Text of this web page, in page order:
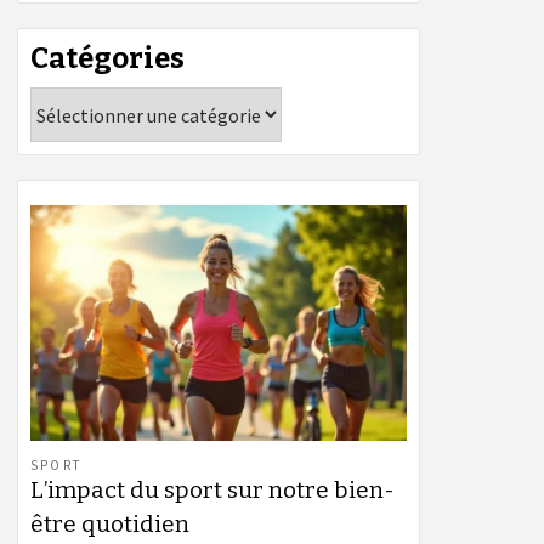
Catégories
SPORT
L’impact du sport sur notre bien-
être quotidien